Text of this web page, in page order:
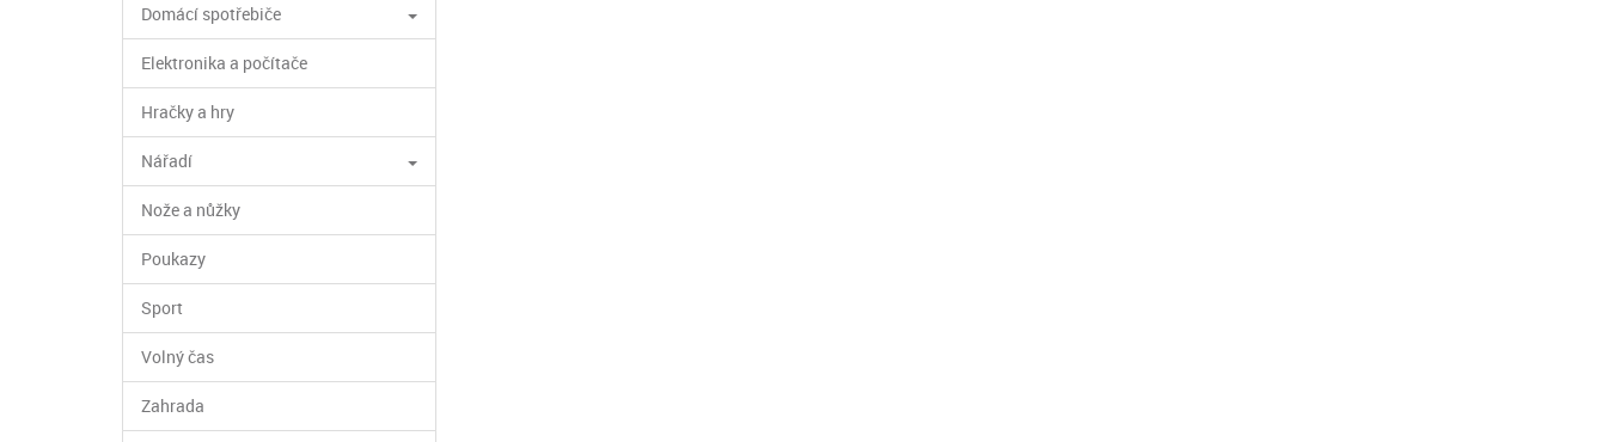
Domácí spotřebiče
Elektronika a počítače
Hračky a hry
Nářadí
Nože a nůžky
Poukazy
Sport
Volný čas
Zahrada